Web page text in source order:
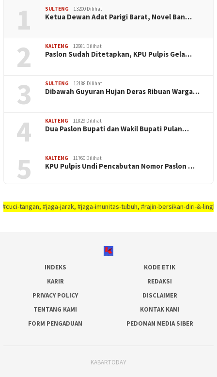
1 SULTENG 13200 Dilihat
Ketua Dewan Adat Parigi Barat, Novel Ban…
2 KALTENG 12981 Dilihat
Paslon Sudah Ditetapkan, KPU Pulpis Gela…
3 SULTENG 12188 Dilihat
Dibawah Guyuran Hujan Deras Ribuan Warga…
4 KALTENG 11829 Dilihat
Dua Paslon Bupati dan Wakil Bupati Pulan…
5 KALTENG 11760 Dilihat
KPU Pulpis Undi Pencabutan Nomor Paslon …
tangan, #jaga-jarak, #jaga-imunitas-tubuh, #rajin-bersikan-diri-&-
INDEKS
KODE ETIK
KARIR
REDAKSI
PRIVACY POLICY
DISCLAIMER
TENTANG KAMI
KONTAK KAMI
FORM PENGADUAN
PEDOMAN MEDIA SIBER
KABARTODAY